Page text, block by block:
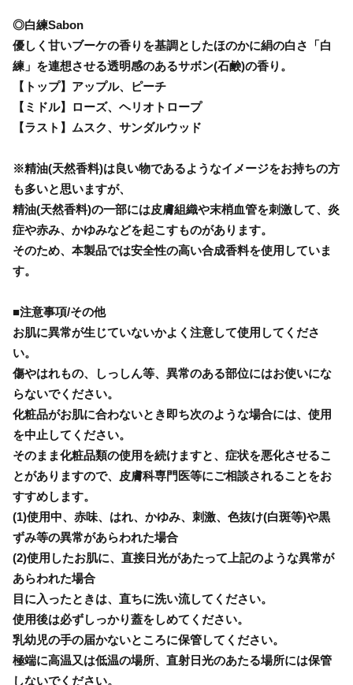
◎白練Sabon
優しく甘いブーケの香りを基調としたほのかに絹の白さ「白
練」を連想させる透明感のあるサボン(石鹸)の香り。
【トップ】アップル、ピーチ
【ミドル】ローズ、ヘリオトロープ
【ラスト】ムスク、サンダルウッド
※精油(天然香料)は良い物であるようなイメージをお持ちの方
も多いと思いますが、
精油(天然香料)の一部には皮膚組織や末梢血管を刺激して、炎
症や赤み、かゆみなどを起こすものがあります。
そのため、本製品では安全性の高い合成香料を使用していま
す。
■注意事項/その他
お肌に異常が生じていないかよく注意して使用してくださ
い。
傷やはれもの、しっしん等、異常のある部位にはお使いにな
らないでください。
化粧品がお肌に合わないとき即ち次のような場合には、使用
を中止してください。
そのまま化粧品類の使用を続けますと、症状を悪化させるこ
とがありますので、皮膚科専門医等にご相談されることをお
すすめします。
(1)使用中、赤味、はれ、かゆみ、刺激、色抜け(白斑等)や黒
ずみ等の異常があらわれた場合
(2)使用したお肌に、直接日光があたって上記のような異常が
あらわれた場合
目に入ったときは、直ちに洗い流してください。
使用後は必ずしっかり蓋をしめてください。
乳幼児の手の届かないところに保管してください。
極端に高温又は低温の場所、直射日光のあたる場所には保管
しないでください。